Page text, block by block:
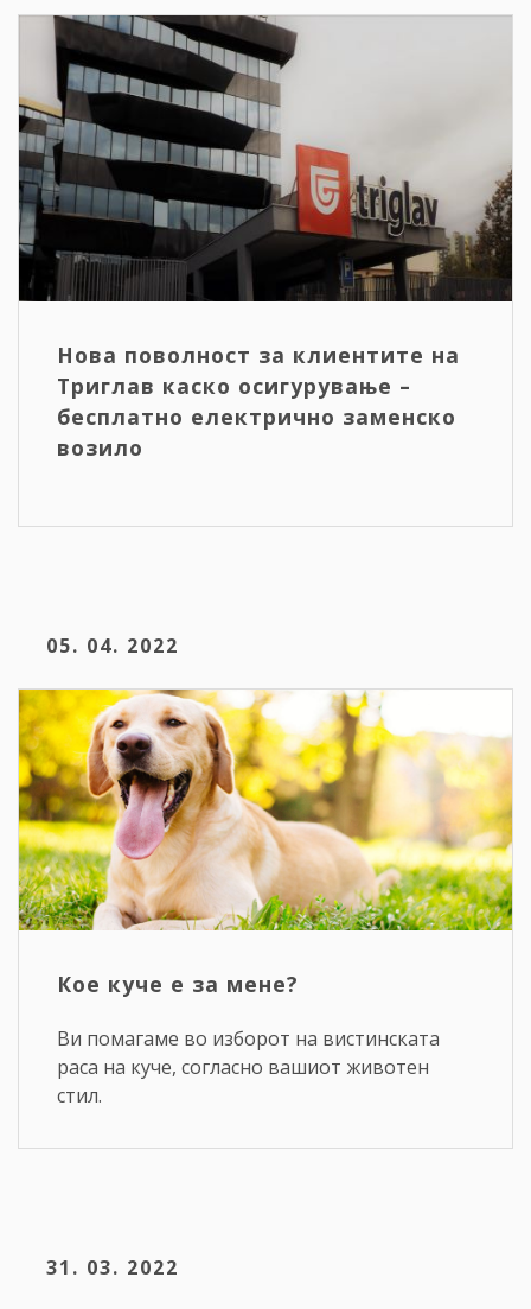
Нова поволност за клиентите на
Триглав каско осигурување –
бесплатно електрично заменско
возило
05. 04. 2022
Кое куче е за мене?
Ви помагаме во изборот на вистинската
раса на куче, согласно вашиот животен
стил.
31. 03. 2022